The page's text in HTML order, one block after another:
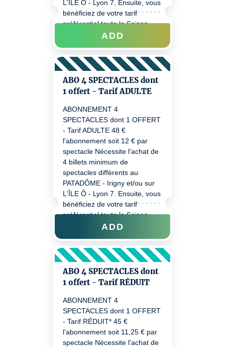
L'ÎLE Ô - Lyon 7. Ensuite, vous
bénéficiez de votre tarif
préférentiel toute la Saison
2026/27 sur nos 2 lieux, grâce
l'achat de l'abonnement.
*Enfant : 3 mois - 16 ans
ADD
ABO 4 SPECTACLES dont
1 offert - Tarif ADULTE
ABONNEMENT 4
SPECTACLES dont 1 OFFERT
- Tarif ADULTE 48 €
l'abonnement soit 12 € par
spectacle Nécessite l'achat de
4 billets minimum de
spectacles différents au
PATADÔME - Irigny et/ou sur
L'ÎLE Ô - Lyon 7. Ensuite, vous
bénéficiez de votre tarif
préférentiel toute la Saison
2026/27 sur nos 2 lieux, grâce
l'achat.
ADD
ABO 4 SPECTACLES dont
1 offert - Tarif RÉDUIT
ABONNEMENT 4
SPECTACLES dont 1 OFFERT
- Tarif RÉDUIT* 45 €
l'abonnement soit 11,25 € par
spectacle Nécessite l'achat de